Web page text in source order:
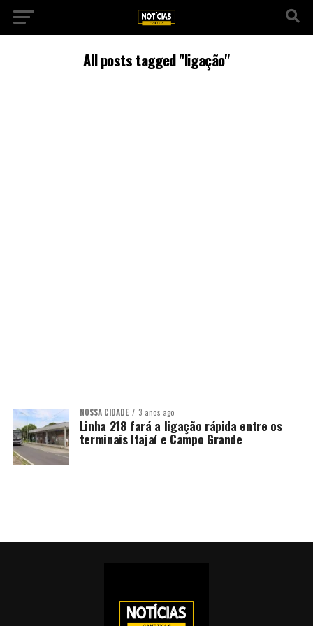
All posts tagged "ligação"
NOSSA CIDADE 3 anos ago
Linha 218 fará a ligação rápida entre os
terminais Itajaí e Campo Grande